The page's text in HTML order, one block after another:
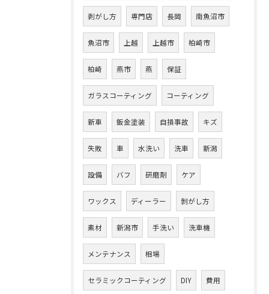
剥がし方 専門店 長岡 南魚沼市
魚沼市 上越 上越市 柏崎市
柏崎 燕市 燕 保証
ガラスコーティング コーティング
新車 鈑金塗装 自損事故 キズ
失敗 車 水洗い 洗車 新潟
設備 バフ 研磨剤 ケア
ワックス ディーラー 剝がし方
素材 新潟市 手洗い 洗車機
メンテナンス 相場
セラミックコーティング DIY 費用